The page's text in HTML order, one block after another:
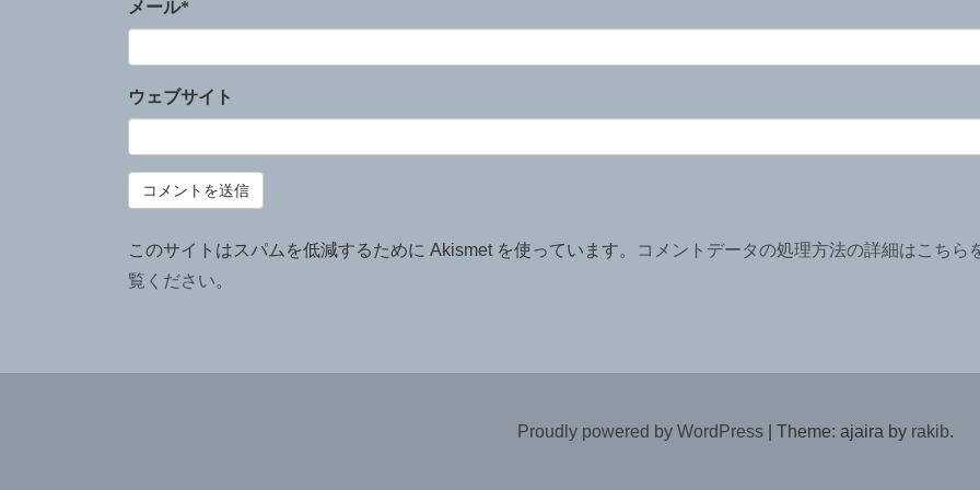
メール*
ウェブサイト
このサイトはスパムを低減するために Akismet を使っています。
コメントデータの処理方法の詳細はこちら
覧ください。
Proudly powered by WordPress Theme: ajaira by rakib.